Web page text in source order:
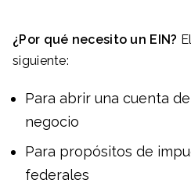
¿Por qué necesito un EIN?
siguiente:
Para abrir una cuenta
negocio
Para propósitos de
federales